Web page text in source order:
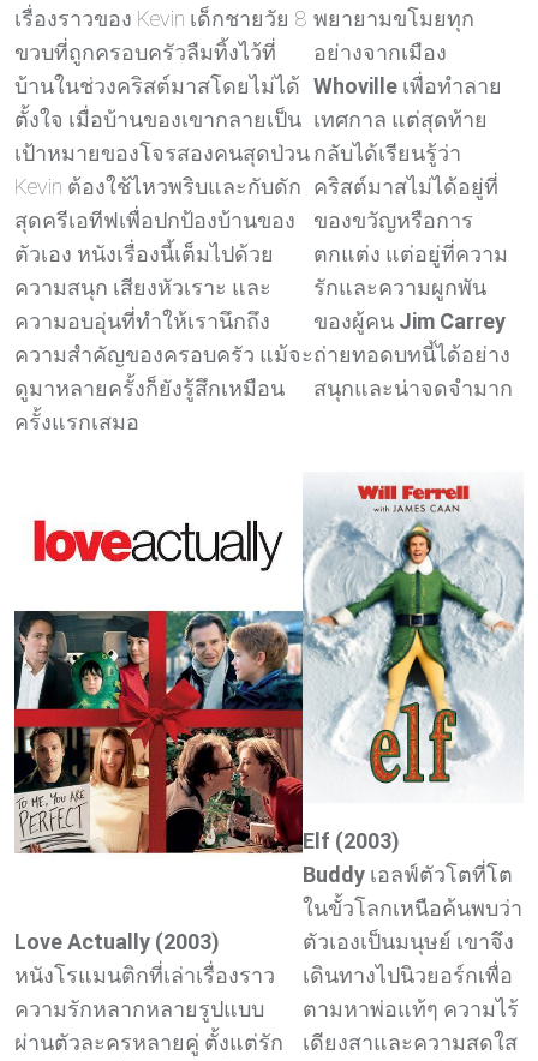
เรื่องราวของ Kevin เด็กชายวัย 8
ขวบที่ถูกครอบครัวลืมทิ้งไว้ที่
บ้านในช่วงคริสต์มาสโดยไม่ได้
ตั้งใจ เมื่อบ้านของเขากลายเป็น
เป้าหมายของโจรสองคนสุดป่วน
Kevin ต้องใช้ไหวพริบและกับดัก
สุดครีเอทีฟเพื่อปกป้องบ้านของ
ตัวเอง หนังเรื่องนี้เต็มไปด้วย
ความสนุก เสียงหัวเราะ และ
ความอบอุ่นที่ทำให้เรานึกถึง
ความสำคัญของครอบครัว แม้จะ
ดูมาหลายครั้งก็ยังรู้สึกเหมือน
ครั้งแรกเสมอ
พยายามขโมยทุก
อย่างจากเมือง
Whoville เพื่อทำลาย
เทศกาล แต่สุดท้าย
กลับได้เรียนรู้ว่า
คริสต์มาสไม่ได้อยู่ที่
ของขวัญหรือการ
ตกแต่ง แต่อยู่ที่ความ
รักและความผูกพัน
ของผู้คน Jim Carrey
ถ่ายทอดบทนี้ได้อย่าง
สนุกและน่าจดจำมาก
Love Actually (2003)
หนังโรแมนติกที่เล่าเรื่องราว
ความรักหลากหลายรูปแบบ
ผ่านตัวละครหลายคู่ ตั้งแต่รัก
Elf (2003)
Buddy เอลฟ์ตัวโตที่โต
ในขั้วโลกเหนือค้นพบว่า
ตัวเองเป็นมนุษย์ เขาจึง
เดินทางไปนิวยอร์กเพื่อ
ตามหาพ่อแท้ๆ ความไร้
เดียงสาและความสดใส